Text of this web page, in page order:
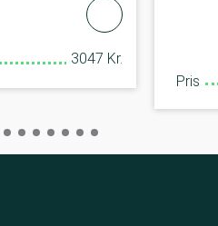
3047 Kr.
Pris